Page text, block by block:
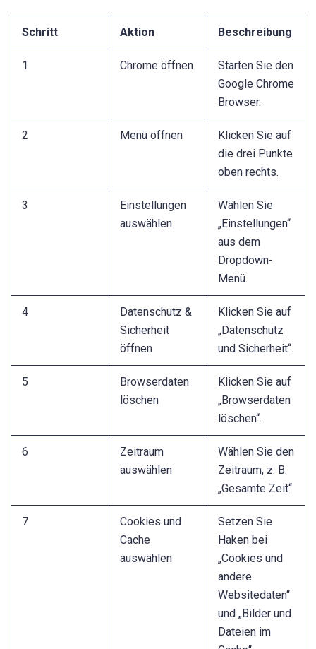
Schritt Aktion Beschreibung
1 Chrome öffnen
Starten Sie den
Google Chrome
Browser.
2 Menü öffnen
Klicken Sie auf
die drei Punkte
oben rechts.
3
Einstellungen
auswählen
Wählen Sie
„Einstellungen“
aus dem
Dropdown-
Menü.
4
Datenschutz &
Sicherheit
öffnen
Klicken Sie auf
„Datenschutz
und Sicherheit“.
5
Browserdaten
löschen
Klicken Sie auf
„Browserdaten
löschen“.
6
Zeitraum
auswählen
Wählen Sie den
Zeitraum, z. B.
„Gesamte Zeit“.
7
Cookies und
Cache
auswählen
Setzen Sie
Haken bei
„Cookies und
andere
Websitedaten“
und „Bilder und
Dateien im